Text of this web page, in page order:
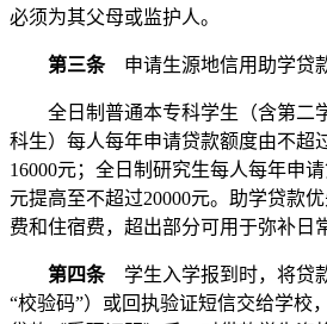
必须为其父母或监护人。
第三条申请生源地信用助学贷
全日制普通本专科学生（含第二
科生）每人每年申请贷款额度由不超
16000元；全日制研究生每人每年申
元提高至不超过20000元。助学贷款
费和住宿费，超出部分可用于弥补日
第四条学生入学报到时，将贷
“校验码”）或回执验证短信交给学校